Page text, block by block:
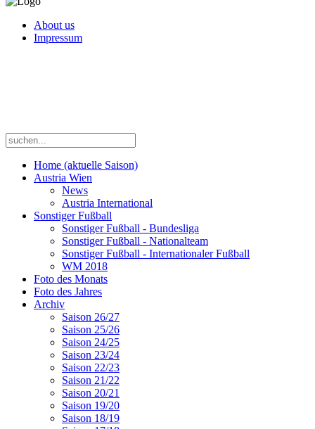
About us
Impressum
Home (aktuelle Saison)
Austria Wien
News
Austria International
Sonstiger Fußball
Sonstiger Fußball - Bundesliga
Sonstiger Fußball - Nationalteam
Sonstiger Fußball - Internationaler Fußball
WM 2018
Foto des Monats
Foto des Jahres
Archiv
Saison 26/27
Saison 25/26
Saison 24/25
Saison 23/24
Saison 22/23
Saison 21/22
Saison 20/21
Saison 19/20
Saison 18/19